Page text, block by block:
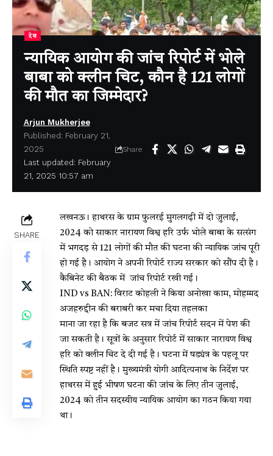
देश
न्यायिक आयोग की जांच रिपोर्ट में भोले
बाबा को क्‍लीन चि‍ट, कौन है 121 लोगों
की मौत का ज‍िम्‍मेदार?
Last updated: February
21, 2025 10:57 am
Arjun Mukherjee
Published: February 21,
2025
Share
SHARE
लखनऊ। हाथरस के ग्राम फुलरई मुगलगढ़ी में दो जुलाई,
2024 को साकार नारायण विश्व हरि उर्फ भोले बाबा के सत्संग
में भगदड़ से 121 लोगों की मौत की घटना की न्यायिक जांच पूरी
हो गई है। आयोग ने अपनी रिपोर्ट राज्य सरकार को सौंप दी है।
कैबिनेट की बैठक में जांच रिपोर्ट रखी गई।
IND vs BAN: विराट कोहली ने किया अनोखा काम, मोहम्मद
अजहरुद्दीन की बराबरी कर मचा दिया तहलका
माना जा रहा है कि बजट सत्र में जांच रिपोर्ट सदन में पेश की
जा सकती है। सूत्रों के अनुसार रिपोर्ट में साकार नारायण विश्व
हरि को क्लीन चिट दे दी गई है। घटना में षड्यंत्र के पहलू पर
स्थिति स्पष्ट नहीं है। मुख्यमंत्री योगी आदित्यनाथ के निर्देश पर
हाथरस में हुई भीषण घटना की जांच के लिए तीन जुलाई,
2024 को तीन सदस्यीय न्यायिक आयोग का गठन किया गया
था।